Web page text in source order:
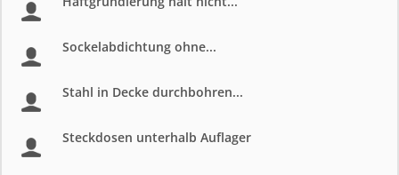
Sockelabdichtung ohne...
Stahl in Decke durchbohren...
Steckdosen unterhalb Auflager